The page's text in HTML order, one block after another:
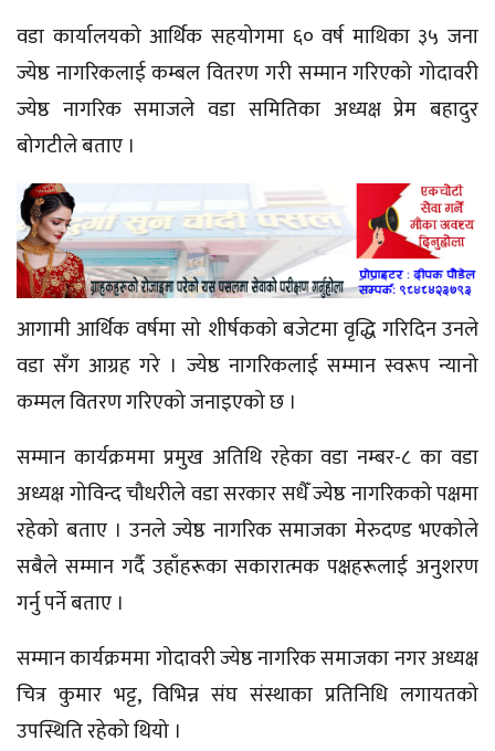
वडा कार्यालयको आर्थिक सहयोगमा ६० वर्ष माथिका ३५ जना
ज्येष्ठ नागरिकलाई कम्बल वितरण गरी सम्मान गरिएको गोदावरी
ज्येष्ठ नागरिक समाजले वडा समितिका अध्यक्ष प्रेम बहादुर
बोगटीले बताए ।
आगामी आर्थिक वर्षमा सो शीर्षककोबजेटमा वृद्धि गरिदिन उनले
वडासँग आग्रह गरे । ज्येष्ठ नागरिकलाई सम्मान स्वरूप न्यानो
कम्मल वितरण गरिएको जनाइएको छ ।
सम्मान कार्यक्रममा प्रमुख अतिथि रहेका वडानम्बर-८ का वडा
अध्यक्ष गोविन्द चौधरीले वडा सरकार सधैँ ज्येष्ठ नागरिकको पक्षमा
रहेको बताए । उनले ज्येष्ठ नागरिक समाजका मेरुदण्ड भएकोले
सबैले सम्मान गर्दै उहाँहरूका सकारात्मक पक्षहरूलाई अनुशरण
गर्नु पर्ने बताए ।
सम्मान कार्यक्रममा गोदावरी ज्येष्ठ नागरिक समाजका नगर अध्यक्ष
चित्र कुमार भट्ट, विभिन्न संघ संस्थाका प्रतिनिधि लगायतको
उपस्थिति रहेको थियो ।